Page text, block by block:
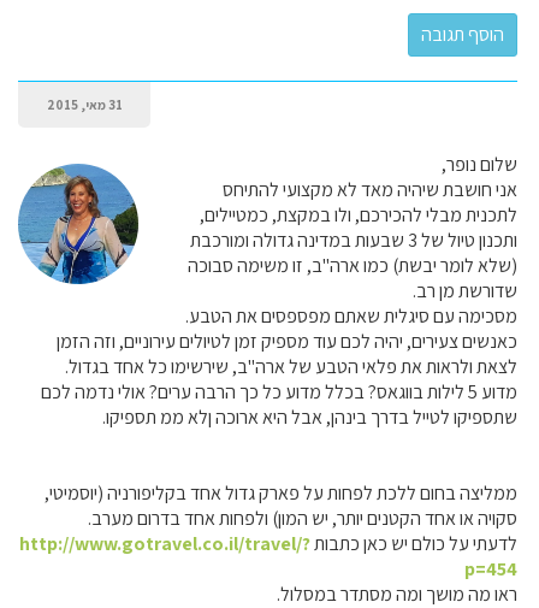
31 מאי, 2015
שלום נופר,
אני חושבת שיהיה מאד לא מקצועי להתיחס
לתכנית מבלי להכירכם, ולו במקצת, כמטיילים,
ותכנון טיול של 3 שבעות במדינה גדולה ומורכבת
(שלא לומר יבשת) כמו ארה"ב, זו משימה סבוכה
שדורשת מן רב.
מסכימה עם סיגלית שאתם מפספסים את הטבע.
כאנשים צעירים, יהיה לכם עוד מספיק זמן לטיולים עירוניים, וזה הזמן
לצאת ולראות את פלאי הטבע של ארה"ב, שירשימו כל אחד בגדול.
מדוע 5 לילות בווגאס? בכלל מדוע כל כך הרבה ערים? אולי נדמה לכם
שתספיקו לטייל בדרך בינהן, אבל היא ארוכה ןלא ממ תספיקו.
ממליצה בחום ללכת לפחות על פארק גדול אחד בקליפורניה (יוסמיטי,
סקויה או אחד הקטנים יותר, יש המון) ולפחות אחד בדרום מערב.
לדעתי על כולם יש כאן כתבותhttp://www.gotravel.co.il/travel/?
p=454
ראו מה מושך ומה מסתדר במסלול.